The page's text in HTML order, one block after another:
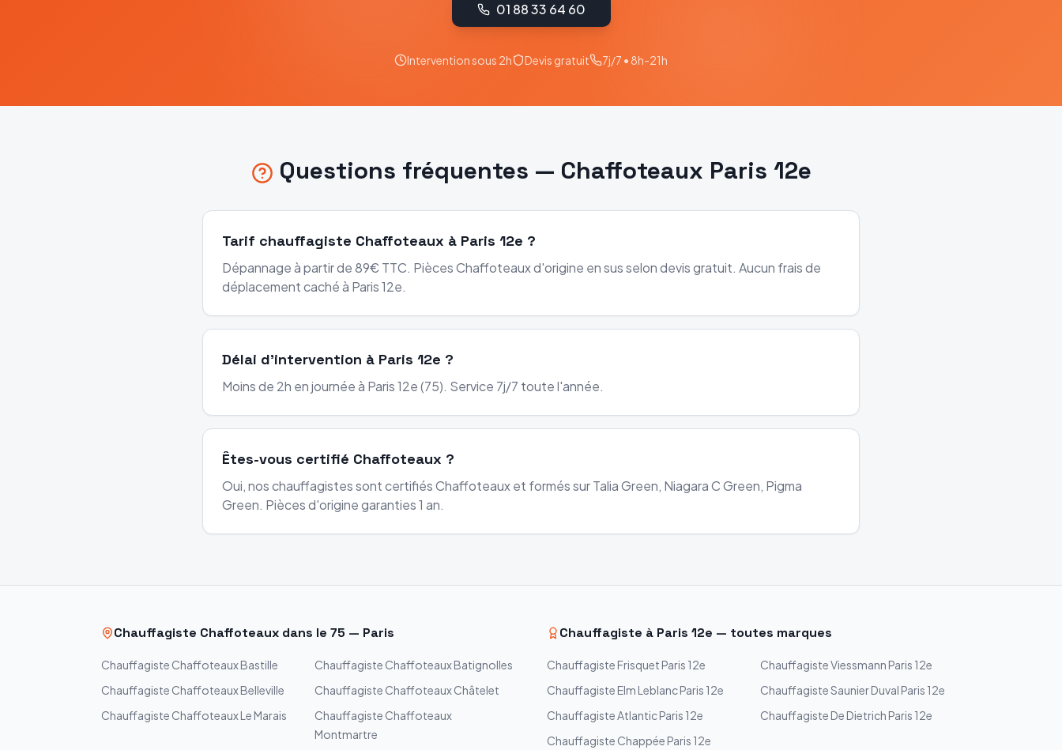
01 88 33 64 60
Intervention sous 2h Devis gratuit 7j/7 • 8h-21h
Questions fréquentes — Chaffoteaux Paris 12e
Tarif chauffagiste Chaffoteaux à Paris 12e ?
Dépannage à partir de 89€ TTC. Pièces Chaffoteaux d'origine en sus selon devis gratuit. Aucun frais de
déplacement caché à Paris 12e.
Délai d'intervention à Paris 12e ?
Moins de 2h en journée à Paris 12e (75). Service 7j/7 toute l'année.
Êtes-vous certifié Chaffoteaux ?
Oui, nos chauffagistes sont certifiés Chaffoteaux et formés sur Talia Green, Niagara C Green, Pigma
Green. Pièces d'origine garanties 1 an.
Chauffagiste Chaffoteaux dans le 75 — Paris
Chauffagiste ChaffoteauxBastille Chauffagiste ChaffoteauxBatignolles
Chauffagiste ChaffoteauxBelleville Chauffagiste ChaffoteauxChâtelet
Chauffagiste ChaffoteauxLe Marais Chauffagiste Chaffoteaux
Montmartre
Chauffagiste à Paris 12e — toutes marques
Chauffagiste Frisquet Paris 12e ChauffagisteViessmann Paris 12e
Chauffagiste Elm LeblancParis 12e ChauffagisteSaunier Duval Paris 12e
ChauffagisteAtlanticParis 12e Chauffagiste De Dietrich Paris 12e
Chauffagiste Chappée Paris 12e